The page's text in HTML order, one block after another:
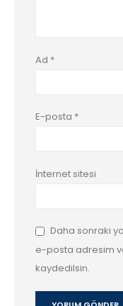
Ad *
E-posta *
İnternet sitesi
Daha sonraki
e-posta adresim
kaydedilsin.